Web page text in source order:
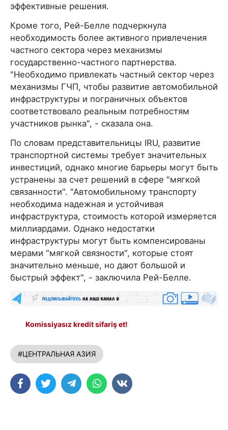
эффективные решения.
Кроме того, Рей-Белле подчеркнула
необходимость более активного привлечения
частного сектора через механизмы
государственно-частного партнерства.
"Необходимо привлекать частный сектор через
механизмы ГЧП, чтобы развитие автомобильной
инфраструктуры и пограничных объектов
соответствовало реальным потребностям
участников рынка", - сказала она.
По словам представительницы IRU, развитие
транспортной системы требует значительных
инвестиций, однако многие барьеры могут быть
устранены за счет решений в сфере "мягкой
связанности". "Автомобильному транспорту
необходима надежная и устойчивая
инфраструктура, стоимость которой измеряется
миллиардами. Однако недостатки
инфраструктуры могут быть компенсированы
мерами "мягкой связности", которые стоят
значительно меньше, но дают большой и
быстрый эффект", - заключила Рей-Белле.
Komissiyasız kredit sifariş et!
#ЦЕНТРАЛЬНАЯ АЗИЯ